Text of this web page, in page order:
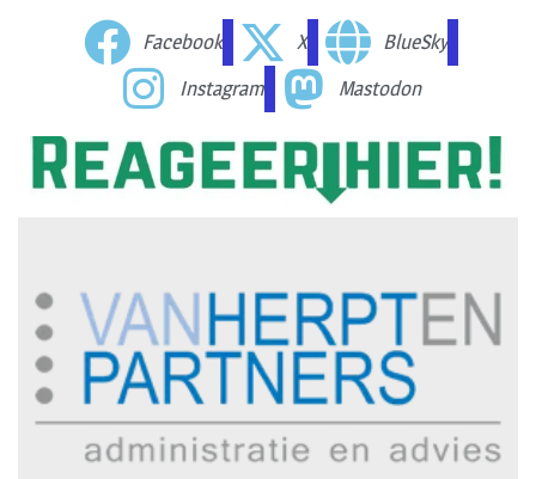
Facebook X
BlueSky
Instagram
Mastodon